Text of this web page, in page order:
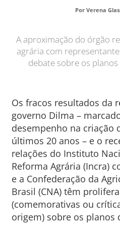
Por Verena
A aproximação do órgão
agrária com
debate sobre os
Os fracos resultados da
governo Dilma –
desempenho na criação
últimos 20 anos – e o
relações do Instituto
Reforma Agrária (Incra)
e a Confederação da
Brasil (CNA) têm
(comemorativas ou
origem) sobre os planos